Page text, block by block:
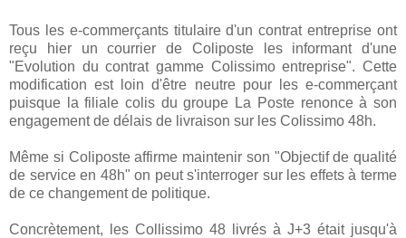
Tous les e-commerçants titulaire d'un contrat entreprise ont
reçu hier un courrier de Coliposte les informant d'une
"Evolution du contrat gamme Colissimo entreprise". Cette
modification est loin d'être neutre pour les e-commerçant
puisque la filiale colis du groupe La Poste renonce à son
engagement de délais de livraison sur les Colissimo 48h.
Même si Coliposte affirme maintenir son "Objectif de qualité
de service en 48h" on peut s'interroger sur les effets à terme
de ce changement de politique.
Concrètement, les Collissimo 48 livrés à J+3 était jusqu'à